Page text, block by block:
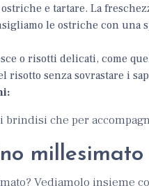
e tartare. La
le ostriche con una
o risotti delicati, come
risotto senza sovrastare i
che per
Vediamolo insieme